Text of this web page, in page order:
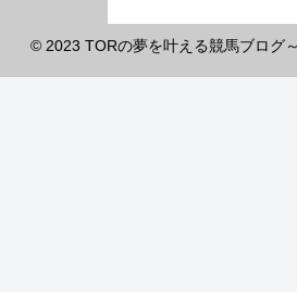
© 2023 TORの夢を叶える競馬ブログ